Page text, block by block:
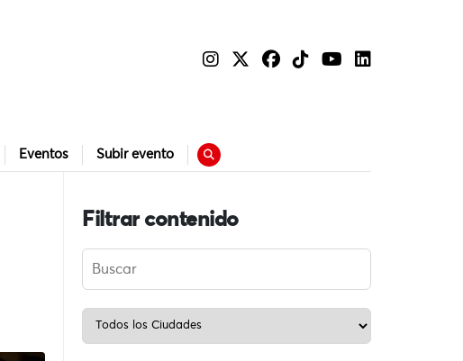
Eventos Subir evento
Filtrar contenido